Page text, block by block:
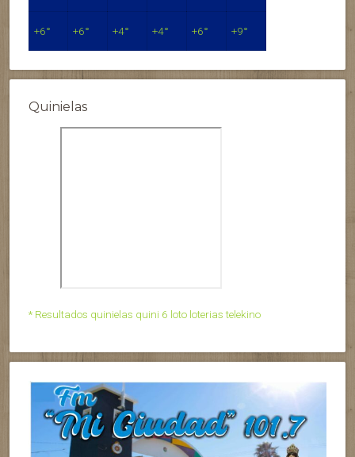
+6° +6° +4° +4° +6° +9°
Quinielas
* Resultados quinielas quini 6 loto loterias telekino